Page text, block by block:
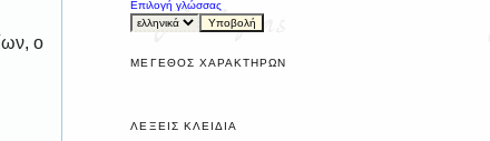
Επιλογή γλώσσας
ΜΈΓΕΘΟΣ ΧΑΡΑΚΤΉΡΩΝ
ΛΈΞΕΙΣ ΚΛΕΙΔΙΆ
ο